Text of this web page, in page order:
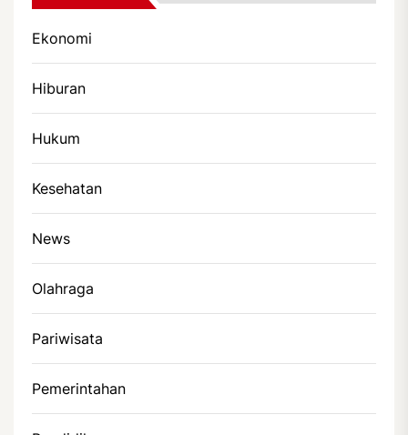
Ekonomi
Hiburan
Hukum
Kesehatan
News
Olahraga
Pariwisata
Pemerintahan